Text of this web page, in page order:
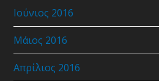
Ιούνιος 2016
Μάιος 2016
Απρίλιος 2016